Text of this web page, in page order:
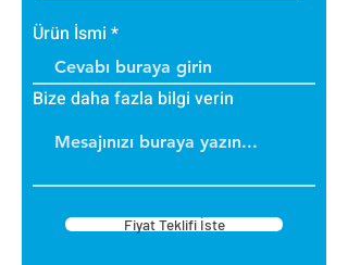
Ürün İsmi
Bize daha fazla bilgi verin
Fiyat Teklifi İste